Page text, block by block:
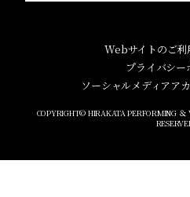
Webサイトのご利
プライバシー
ソーシャルメディアア
COPYRIGHT© HIRAKATA PERFORMING